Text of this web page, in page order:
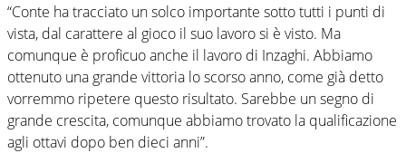
“Conte ha tracciato un solco importante sotto tutti i punti di
vista, dal carattere al gioco il suo lavoro si è visto. Ma
comunque è proficuo anche il lavoro di Inzaghi. Abbiamo
ottenuto una grande vittoria lo scorso anno, come già detto
vorremmo ripetere questo risultato. Sarebbe un segno di
grande crescita, comunque abbiamo trovato la qualificazione
agli ottavi dopo ben dieci anni”.